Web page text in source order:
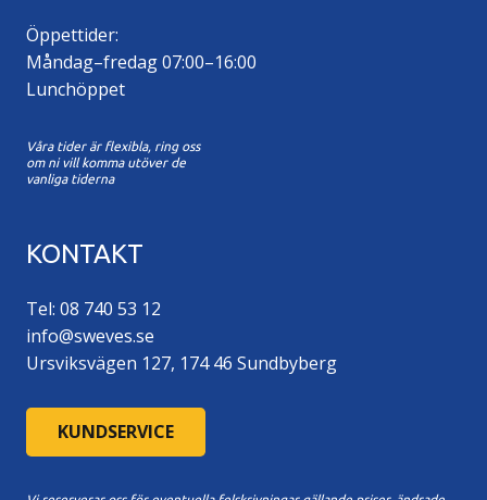
Öppettider:
Måndag–fredag 07:00–16:00
Lunchöppet
Våra tider är flexibla, ring oss
om ni vill komma utöver de
vanliga tiderna
KONTAKT
Tel: 08 740 53 12
info@sweves.se
Ursviksvägen 127, 174 46 Sundbyberg
KUNDSERVICE